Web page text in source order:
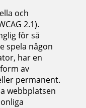
och
2.1).
för så
spela någon
har en
av
permanent.
webbplatsen